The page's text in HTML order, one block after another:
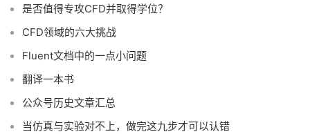
是否值得专攻CFD并取得学位？
CFD领域的六大挑战
Fluent文档中的一点小问题
翻译一本书
公众号历史文章汇总
当仿真与实验对不上，做完这九步才可以认错